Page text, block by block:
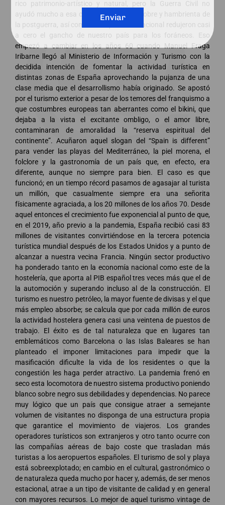
rico patrimonio-artístico y natural, pero la Guerra Civil no
ayudó mucho a esa causa, y la España pobre y hambrienta de
la postguerra, así como el bloqueo internacional redujeron casi
a cero el gancho de nuestro país para los foráneos. Eso
empezó a cambiar en los años 60 cuando Manuel Fraga
Iribarne llegó al Ministerio de Información y Turismo con la
decidida intención de fomentar la actividad turística en
distintas zonas de España aprovechando la pujanza de una
clase media que el desarrollismo había originado. Se apostó
por el turismo exterior a pesar de los temores del franquismo a
que costumbres europeas tan aberrantes como el bikini, que
dejaba a la vista el excitante ombligo, o el amor libre,
contaminaran de amoralidad la “reserva espiritual del
continente”. Acuñaron aquel slogan del “Spain is different”
para vender las playas del Mediterráneo, la piel morena, el
folclore y la gastronomía de un país que, en efecto, era
diferente, aunque no siempre para bien. El caso es que
funcionó; en un tiempo récord pasamos de agasajar al turista
un millón, que casualmente siempre era una señorita
físicamente agraciada, a los 20 millones de los años 70. Desde
aquel entonces el crecimiento fue exponencial al punto de que,
en el 2019, año previo a la pandemia, España recibió casi 83
millones de visitantes convirtiéndose en la tercera potencia
turística mundial después de los Estados Unidos y a punto de
alcanzar a nuestra vecina Francia. Ningún sector productivo
ha ponderado tanto en la economía nacional como este de la
hostelería, que aporta al PIB español tres veces más que el de
la automoción y superando incluso al de la construcción. El
turismo es nuestro petróleo, la mayor fuente de divisas y el que
más empleo absorbe; se calcula que por cada millón de euros
la actividad hostelera genera casi una veintena de puestos de
trabajo. El éxito es de tal naturaleza que en lugares tan
emblemáticos como Barcelona o las Islas Baleares se han
planteado el imponer limitaciones para impedir que la
masificación dificulte la vida de los residentes o que la
congestión les haga perder atractivo. La pandemia frenó en
seco esta locomotora de nuestro sistema productivo poniendo
blanco sobre negro sus debilidades y dependencias. No parece
muy lógico que un país que consigue atraer a semejante
volumen de visitantes no disponga de una estructura propia
que garantice el movimiento de viajeros. Los grandes
operadores turísticos son extranjeros y otro tanto ocurre con
las compañías aéreas de bajo coste que trasladan más
turistas a los aeropuertos españoles. El turismo de sol y playa
está sobreexplotado; en cambio en el cultural, gastronómico o
de naturaleza queda mucho por hacer y, además, de ser menos
estacional, atrae a un tipo de visitante de calidad y en general
con mayores recursos. Lo mejor de aquel turismo vintage de
Enviar